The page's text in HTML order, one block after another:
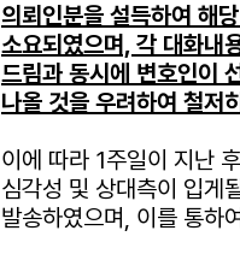
의뢰인분을 설득하여 해
소요되였으며, 각 대화내
드림과 동시에 변호인이
나올 것을 우려하여 철저
이에 따라 1주일이 지난
심각성 및 상대측이 입게
발송하였으며, 이를 통하